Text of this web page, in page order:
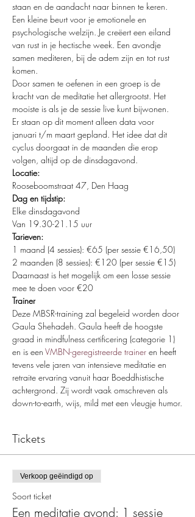
staan en de aandacht naar binnen te keren.
Een kleine beurt voor je emotionele en
psychologische welzijn. Je creëert een eiland
van rust in je hectische week. Een avondje
samen mediteren, bij de adem zijn en tot rust
komen.
Door samen te oefenen in een groep is de
kracht van de meditatie het allergrootst. Het
mooiste is als je de sessie live kunt bijwonen.
Er staan op dit moment alleen data voor
januari t/m maart gepland. Het idee dat dit
cyclus doorgaat in de maanden die erop
volgen, altijd op de dinsdagavond.
Locatie:
Rooseboomstraat 47, Den Haag
Dag en tijdstip:
Elke dinsdagavond
Van 19.30-21.15 uur
Tarieven:
1 maand (4 sessies): €65 (per sessie €16,50)
2 maanden (8 sessies): €120 (per sessie €15)
Daarnaast is het mogelijk om een losse sessie
mee te doen voor €20
Trainer
Deze MBSR-training zal begeleid worden door
Gaula Shehadeh. Gaula heeft de hoogste
graad in mindfulness certificering (categorie 1)
en is een VMBN-geregistreerde trainer en heeft
tevens vele jaren van intensieve meditatie en
retraite ervaring vanuit haar Boeddhistische
achtergrond. Zij wordt vaak omschreven als
down-to-earth, wijs, mild met een vleugje humor.
Tickets
Verkoop geëindigd op
Soort ticket
Een meditatie avond: 1 sessie